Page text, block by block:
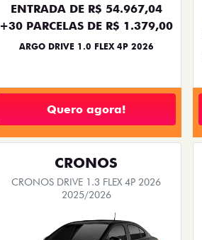
ENTRADA DE R$ 54.967,04
+30 PARCELAS DE R$ 1.379,00
ARGO DRIVE 1.0 FLEX 4P 2026
Quero agora!
CRONOS
CRONOS DRIVE 1.3 FLEX 4P 2026
2025/2026